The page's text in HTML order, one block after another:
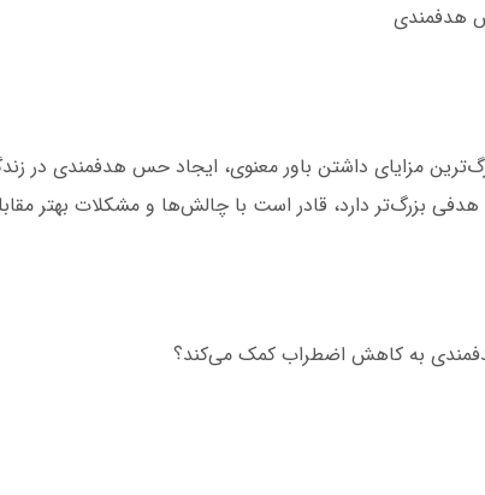
هدفمندی
مزایای داشتن باور معنوی، ایجاد حس هدفمندی در
بزرگ‌تر دارد، قادر است با چالش‌ها و مشکلات بهتر
به کاهش اضطراب کمک می‌کند؟